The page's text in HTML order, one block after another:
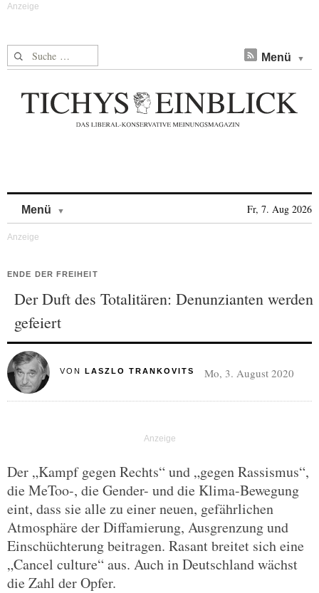
Suche nach: Menü
Menü Fr, 7. Aug 2026
ENDE DER FREIHEIT
Der Duft des Totalitären: Denunzianten werden
gefeiert
VON LASZLO TRANKOVITS Mo, 3. August 2020
Der „Kampf gegen Rechts“ und „gegen Rassismus“,
die MeToo-, die Gender- und die Klima-Bewegung
eint, dass sie alle zu einer neuen, gefährlichen
Atmosphäre der Diffamierung, Ausgrenzung und
Einschüchterung beitragen. Rasant breitet sich eine
„Cancel culture“ aus. Auch in Deutschland wächst
die Zahl der Opfer.